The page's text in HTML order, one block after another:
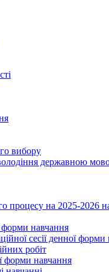
вибору
державною
процесу на 2025-2026
форми навчання
сесії денної
робіт
форми навчання